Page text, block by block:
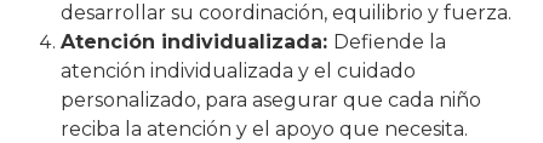
desarrollar su coordinación, equilibrio y fuerza.
Atención individualizada: Defiende la
atención individualizada y el cuidado
personalizado, para asegurar que cada niño
reciba la atención y el apoyo que necesita.